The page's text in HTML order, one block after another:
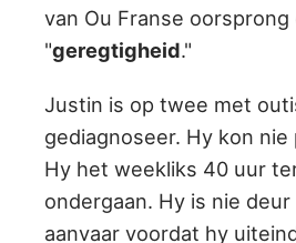
van Ou Franse
"geregtigheid."
Justin is op twee met
gediagnoseer. Hy kon
Hy het weekliks 40 uur
ondergaan. Hy is nie deur
aanvaar voordat hy